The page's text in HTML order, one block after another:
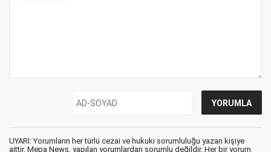
UYARI: Yorumların her türlü cezai ve hukuki sorumluluğu yazan kişiye
aittir. Mepa News, yapılan yorumlardan sorumlu değildir. Her bir yorum